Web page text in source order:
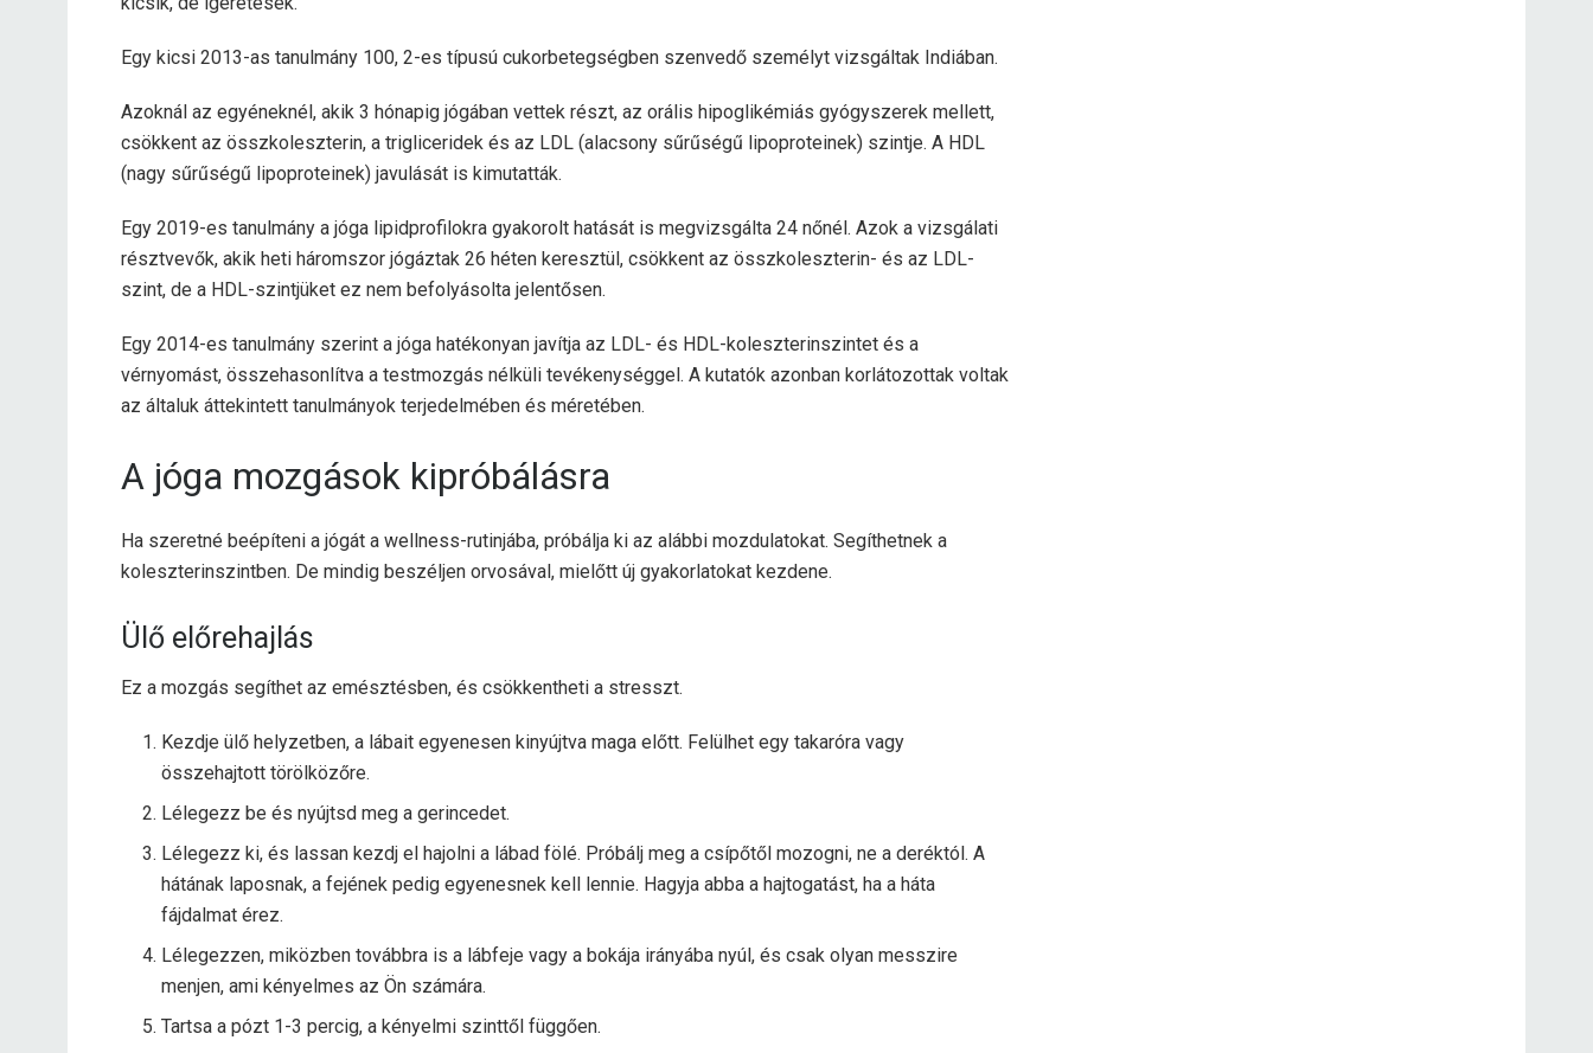
Egy kicsi 2013-as tanulmány 100, 2-es típusú cukorbetegségben szenvedő személyt vizsgáltak Indiában.
Azoknál az egyéneknél, akik 3 hónapig jógában vettek részt, az orális hipoglikémiás gyógyszerek mellett,
csökkent az összkoleszterin, a trigliceridek és az LDL (alacsony sűrűségű lipoproteinek) szintje. A HDL
(nagy sűrűségű lipoproteinek) javulását is kimutatták.
Egy 2019-es tanulmány a jóga lipidprofilokra gyakorolt ​​hatását is megvizsgálta 24 nőnél. Azok a vizsgálati
résztvevők, akik heti háromszor jógáztak 26 héten keresztül, csökkent az összkoleszterin- és az LDL-
szint, de a HDL-szintjüket ez nem befolyásolta jelentősen.
Egy 2014-es tanulmány szerint a jóga hatékonyan javítja az LDL- és HDL-koleszterinszintet és a
vérnyomást, összehasonlítva a testmozgás nélküli tevékenységgel. A kutatók azonban korlátozottak voltak
az általuk áttekintett tanulmányok terjedelmében és méretében.
A jóga mozgások kipróbálásra
Ha szeretné beépíteni a jógát a wellness-rutinjába, próbálja ki az alábbi mozdulatokat. Segíthetnek a
koleszterinszintben. De mindig beszéljen orvosával, mielőtt új gyakorlatokat kezdene.
Ülő előrehajlás
Ez a mozgás segíthet az emésztésben, és csökkentheti a stresszt.
Kezdje ülő helyzetben, a lábait egyenesen kinyújtva maga előtt. Felülhet egy takaróra vagy
összehajtott törölközőre.
Lélegezz be és nyújtsd meg a gerincedet.
Lélegezz ki, és lassan kezdj el hajolni a lábad fölé. Próbálj meg a csípőtől mozogni, ne a deréktól. A
hátának laposnak, a fejének pedig egyenesnek kell lennie. Hagyja abba a hajtogatást, ha a háta
fájdalmat érez.
Lélegezzen, miközben továbbra is a lábfeje vagy a bokája irányába nyúl, és csak olyan messzire
menjen, ami kényelmes az Ön számára.
Tartsa a pózt 1-3 percig, a kényelmi szinttől függően.